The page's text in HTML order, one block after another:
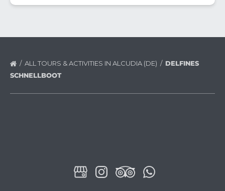
ALL TOURS & ACTIVITIES IN ALCUDIA (DE)
DELFINES
SCHNELLBOOT